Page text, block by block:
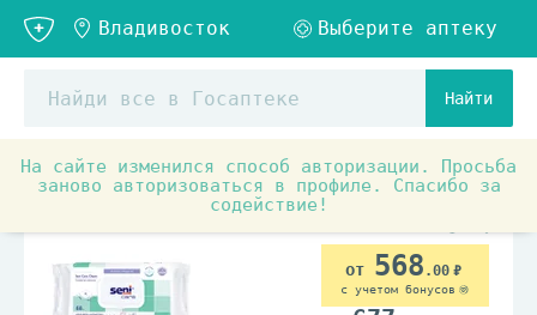
Найти
На сайте изменился способ авторизации. Просьба
заново авторизоваться в профиле. Спасибо за
содействие!
Медицинские товары и ортопедия Уход за лежачими
568 .00
с учетом бонусов